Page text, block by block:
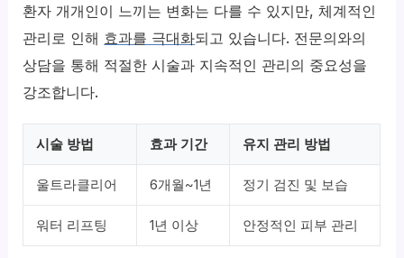
환자 개개인이 느끼는 변화는 다를 수 있지만, 체계적인
관리로 인해 효과를 극대화되고 있습니다. 전문의와의
상담을 통해 적절한 시술과 지속적인 관리의 중요성을
강조합니다.
시술 방법 효과 기간 유지 관리 방법
울트라클리어 6개월~1년 정기 검진 및 보습
워터 리프팅 1년 이상 안정적인 피부 관리